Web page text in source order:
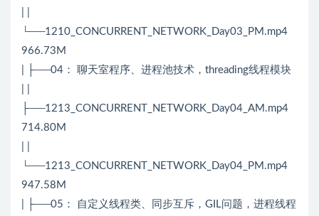
└──1210_CONCURRENT_NETWORK_Day03_PM.mp4
966.73M
| ├──04： 聊天室程序、进程池技术，threading线程模块
├──1213_CONCURRENT_NETWORK_Day04_AM.mp4
714.80M
└──1213_CONCURRENT_NETWORK_Day04_PM.mp4
947.58M
| ├──05： 自定义线程类、同步互斥，GIL问题，进程线程